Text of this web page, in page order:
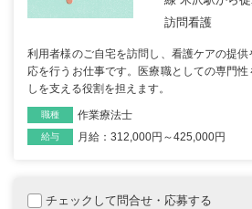
訪問看護
利用者様のご自宅を訪問し、看護ケアの提
応を行うお仕事です。医療職としての専門
しを支える役割を担えます。
職種 作業療法士
雇用形態
給与 月給：312,000円～425,000円
チェックして問合せ・応募する